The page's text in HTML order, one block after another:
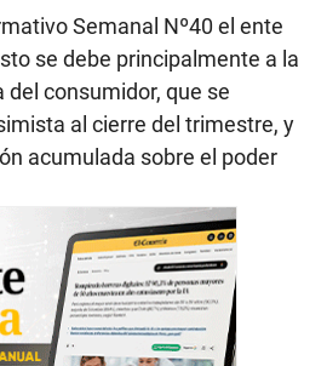
Semanal Nº40 el ente
se debe principalmente a la
consumidor, que se
al cierre del trimestre, y
acumulada sobre el poder